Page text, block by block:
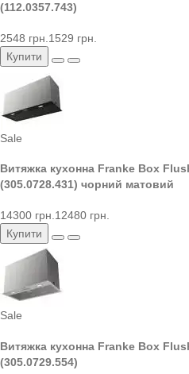
(112.0357.743)
2548 грн. 1529 грн.
Купити
Sale
Витяжка кухонна Franke Box
(305.0728.431) чорний матовий
14300 грн. 12480 грн.
Купити
Sale
Витяжка кухонна Franke Box
(305.0729.554)